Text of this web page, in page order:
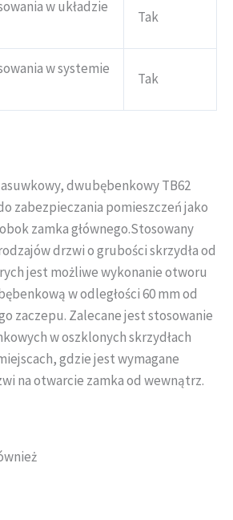
w układzie
Tak
w systemie
Tak
dwubębenkowy TB62
zabezpieczania pomieszczeń jako
zamka głównego.Stosowany
drzwi o grubości skrzydła od
jest możliwe wykonanie otworu
w odległości 60 mm od
zaczepu. Zalecane jest stosowanie
w oszklonych skrzydłach
gdzie jest wymagane
na otwarcie zamka od wewnątrz.